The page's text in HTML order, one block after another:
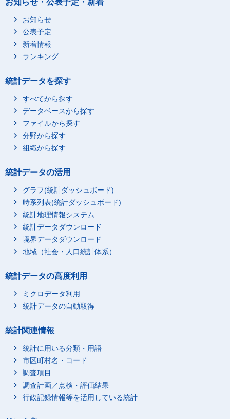
お知らせ・公表予定・新着
お知らせ
公表予定
新着情報
ランキング
統計データを探す
すべてから探す
データベースから探す
ファイルから探す
分野から探す
組織から探す
統計データの活用
グラフ(統計ダッシュボード)
時系列表(統計ダッシュボード)
統計地理情報システム
統計データダウンロード
境界データダウンロード
地域（社会・人口統計体系）
統計データの高度利用
ミクロデータ利用
統計データの自動取得
統計関連情報
統計に用いる分類・用語
市区町村名・コード
調査項目
調査計画／点検・評価結果
行政記録情報等を活用している統計